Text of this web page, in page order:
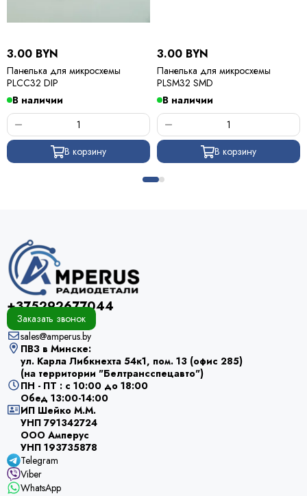
3.00 BYN
Панелька для микросхемы
PLCC32 DIP
В наличии
В корзину
3.00 BYN
Панелька для микросхемы
PLSM32 SMD
В наличии
В корзину
+375292677044
Заказать звонок
sales@amperus.by
ПВЗ в Минске:
ул. Карла Либкнехта 54к1, пом. 13 (офис 285)
(на территории "Белтрансспецавто")
ПН - ПТ : с 10:00 до 18:00
Обед 13:00-14:00
ИП Шейко М.М.
УНП 791342724
ООО Амперус
УНП 193735878
Telegram
Viber
WhatsApp